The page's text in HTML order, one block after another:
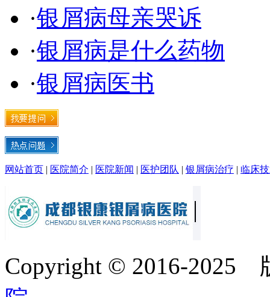
·银屑病母亲哭诉
·银屑病是什么药物
·银屑病医书
网站首页 | 医院简介 | 医院新闻 | 医护团队 | 银屑病治疗 | 临床
Copyright © 2016-2025